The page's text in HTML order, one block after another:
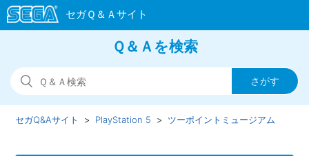
Ｑ＆Ａを検索
セガQ&Aサイト PlayStation 5 ツーポイントミュージアム